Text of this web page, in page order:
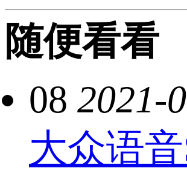
随便看看
08 2021-
大众语